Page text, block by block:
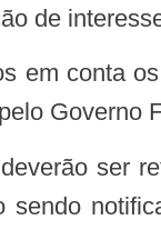
de
Governo
ser
sendo